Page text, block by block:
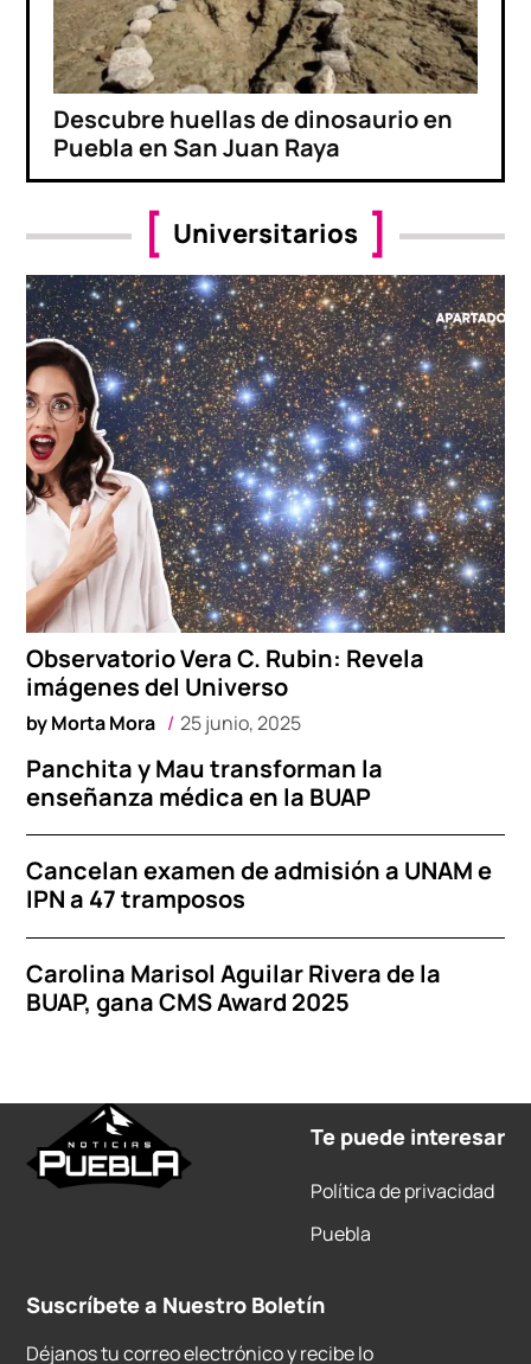
Descubre huellas de dinosaurio en
Puebla en San Juan Raya
Universitarios
Observatorio Vera C. Rubin: Revela
imágenes del Universo
byMorta Mora 25 junio, 2025
Panchita y Mau transforman la
enseñanza médica en la BUAP
Cancelan examen de admisión a UNAM e
IPN a 47 tramposos
Carolina Marisol Aguilar Rivera de la
BUAP, gana CMS Award 2025
Te puede interesar
Política de privacidad
Puebla
Suscríbete a Nuestro Boletín
Déjanos tu correo electrónico y recibe lo